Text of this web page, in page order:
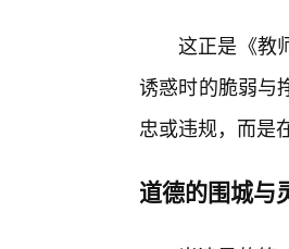
这正是《教
诱惑时的脆弱与
忠或违规，而是
道德的围城与